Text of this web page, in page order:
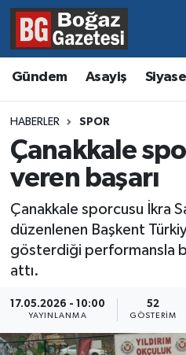
Gündem Asayiş
HABERLER SPOR
Çanakkale
veren başarı
Çanakkale sporcusu İkra
düzenlenen Başkent
gösterdiği performansla
attı.
17.05.2026 - 10:00
YAYINLANMA
52
GÖSTERIM
Asayiş
Eğitim
Ekonomi
Gündem
Kültür ve Sanat
Magazin
Resmi İlanlar
Sağlık
Hava Durumu
Trafik Durumu
Süper Lig Puan
Tüm Manşetler
Son Dakika Haberleri
Haber Arşivi